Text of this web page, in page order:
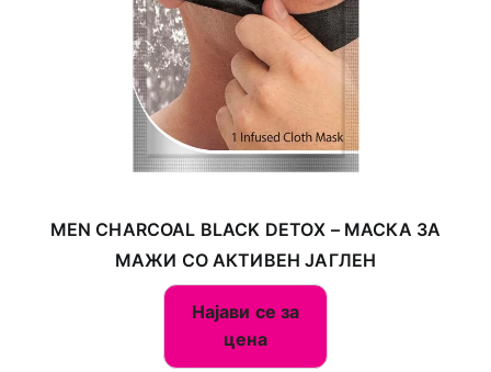
MEN CHARCOAL BLACK DETOX – МАСКА ЗА
МАЖИ СО АКТИВЕН ЈАГЛЕН
Најави се за
цена